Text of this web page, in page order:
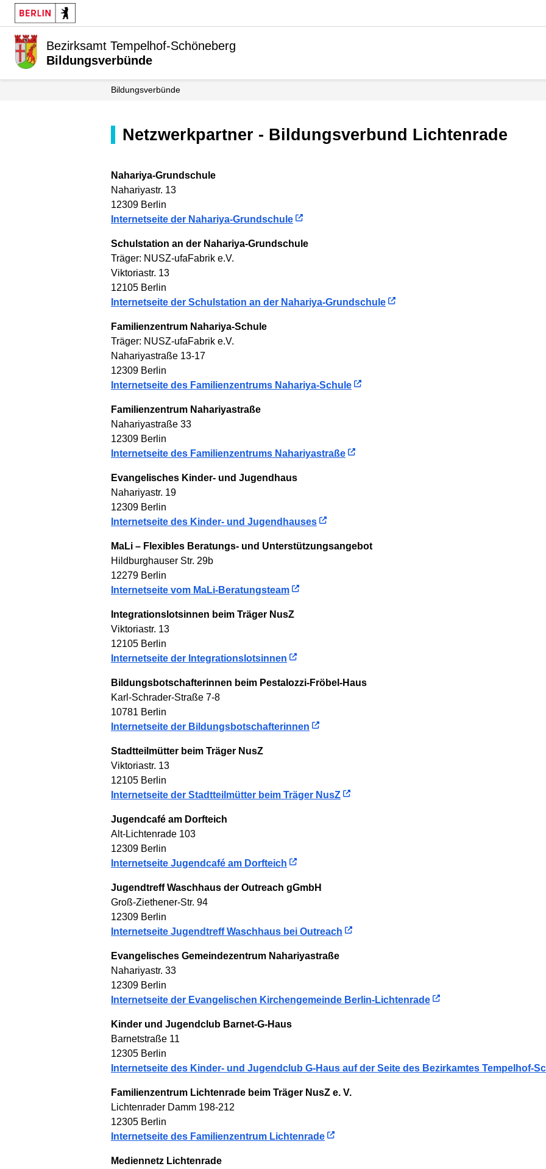
Bezirksamt Tempelhof-Schöneberg
Bildungsverbünde
Bildungsverbünde
Netzwerkpartner - Bildungsverbund Lichtenrade
Nahariya-Grundschule
Nahariyastr. 13
12309 Berlin
Internetseite der Nahariya-Grundschule
Schulstation an der Nahariya-Grundschule
Träger: NUSZ-ufaFabrik e.V.
Viktoriastr. 13
12105 Berlin
Internetseite der Schulstation an der Nahariya-Grundschule
Familienzentrum Nahariya-Schule
Träger: NUSZ-ufaFabrik e.V.
Nahariyastraße 13-17
12309 Berlin
Internetseite des Familienzentrums Nahariya-Schule
Familienzentrum Nahariyastraße
Nahariyastraße 33
12309 Berlin
Internetseite des Familienzentrums Nahariyastraße
Evangelisches Kinder- und Jugendhaus
Nahariyastr. 19
12309 Berlin
Internetseite des Kinder- und Jugendhauses
MaLi – Flexibles Beratungs- und Unterstützungsangebot
Hildburghauser Str. 29b
12279 Berlin
Internetseite vom MaLi-Beratungsteam
Integrationslotsinnen beim Träger NusZ
Viktoriastr. 13
12105 Berlin
Internetseite der Integrationslotsinnen
Bildungsbotschafterinnen beim Pestalozzi-Fröbel-Haus
Karl-Schrader-Straße 7-8
10781 Berlin
Internetseite der Bildungsbotschafterinnen
Stadtteilmütter beim Träger NusZ
Viktoriastr. 13
12105 Berlin
Internetseite der Stadtteilmütter beim Träger NusZ
Jugendcafé am Dorfteich
Alt-Lichtenrade 103
12309 Berlin
Internetseite Jugendcafé am Dorfteich
Jugendtreff Waschhaus der Outreach gGmbH
Groß-Ziethener-Str. 94
12309 Berlin
Internetseite Jugendtreff Waschhaus bei Outreach
Evangelisches Gemeindezentrum Nahariyastraße
Nahariyastr. 33
12309 Berlin
Internetseite der Evangelischen Kirchengemeinde Berlin-Lichtenrade
Kinder und Jugendclub Barnet-G-Haus
Barnetstraße 11
12305 Berlin
Internetseite des Kinder- und Jugendclub G-Haus auf der Seite des Bezirkamtes Tempelhof-
Familienzentrum Lichtenrade beim Träger NusZ e. V.
Lichtenrader Damm 198-212
12305 Berlin
Internetseite des Familienzentrum Lichtenrade
Mediennetz Lichtenrade